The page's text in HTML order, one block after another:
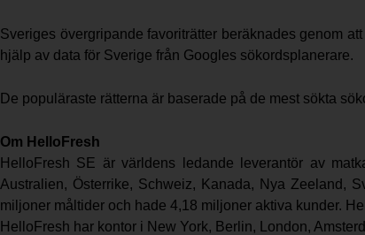
Sveriges övergripande favoriträtter beräknades genom
hjälp av data för Sverige från Googles sökordsplanerare.
De populäraste rätterna är baserade på de mest sökta
Om HelloFresh
HelloFresh SE är världens ledande leverantör av
Australien, Österrike, Schweiz, Kanada, Nya Zeeland,
miljoner måltider och hade 4,18 miljoner aktiva kunder.
HelloFresh har kontor i New York, Berlin, London,